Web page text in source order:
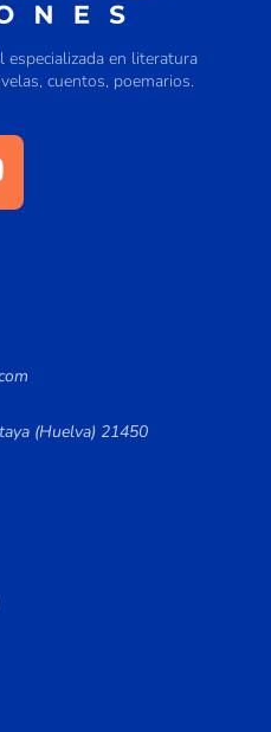
en literatura
cuentos, poemarios.
(Huelva) 21450